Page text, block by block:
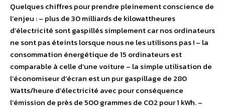
Quelques chiffres pour prendre pleinement conscience de
l’enjeu : – plus de 30 milliards de kilowattheures
d’électricité sont gaspillés simplement car nos ordinateurs
ne sont pas éteints lorsque nous ne les utilisons pas ! – la
consommation énergétique de 15 ordinateurs est
comparable à celle d’une voiture – la simple utilisation de
l’économiseur d’écran est un pur gaspillage de 280
Watts/heure d’électricité avec pour conséquence
l’émission de près de 500 grammes de CO2 pour 1 kWh. –